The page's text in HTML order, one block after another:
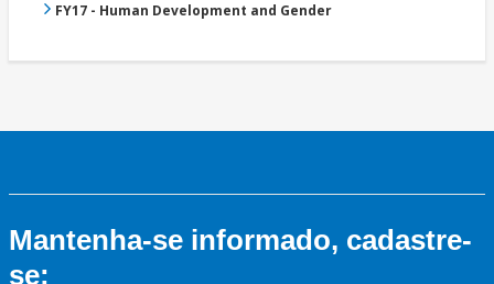
FY17 - Human Development and Gender
Mantenha-se informado, cadastre-
se: